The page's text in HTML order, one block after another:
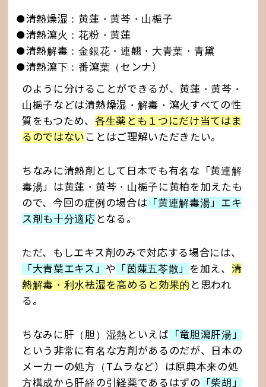
●清熱燥湿：黄蓮・黄芩・山梔子
●清熱瀉火：花粉・黄蓮
●清熱解毒：金銀花・連翹・大青葉・青黛
●清熱瀉下：番瀉葉（センナ）
のように分けることができるが、黄蓮・黄芩・
山梔子などは清熱燥湿・解毒・瀉火すべての性
質をもつため、 各生薬とも１つにだけ当てはま
るのではない ことはご理解いただきたい。
ちなみに清熱剤として日本でも有名な「黄連解
毒湯」は黄蓮・黄芩・山梔子に黄柏を加えたも
ので、今回の症例の場合は 「黄連解毒湯」エキ
ス剤も十分適応 となる。
ただ、もしエキス剤のみで対応する場合には、
「大青葉エキス」 や 「茵蔯五苓散」 を加え、 清
熱解毒・利水袪湿を高めると効果的 と思われ
る。
ちなみに肝（胆）湿熱といえば 「竜胆瀉肝湯」
という非常に有名な方剤があるのだが、日本の
メーカーの処方（Tムラなど）は原典本来の処
方構成から肝経の引経薬であるはずの 「柴胡」